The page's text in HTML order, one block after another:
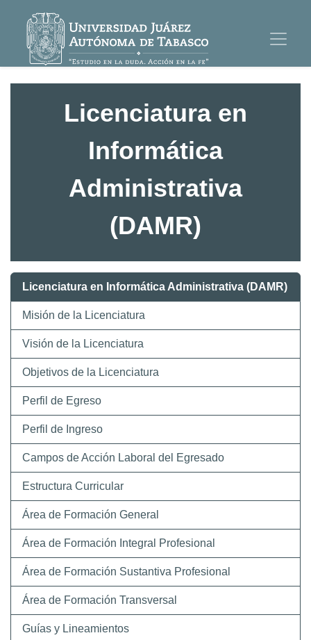
Licenciatura en
Informática
Administrativa
(DAMR)
Licenciatura en Informática Administrativa (DAMR)
Misión de la Licenciatura
Visión de la Licenciatura
Objetivos de la Licenciatura
Perfil de Egreso
Perfil de Ingreso
Campos de Acción Laboral del Egresado
Estructura Curricular
Área de Formación General
Área de Formación Integral Profesional
Área de Formación Sustantiva Profesional
Área de Formación Transversal
Guías y Lineamientos